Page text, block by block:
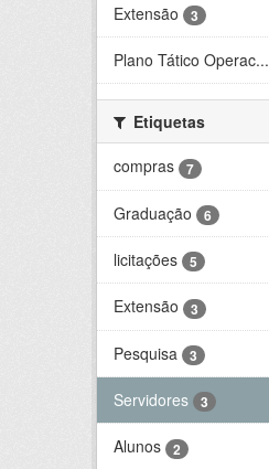
Extensão 3
Plano Tático Operac...
Etiquetas
compras
7
Graduação 6
licitações 5
Extensão 3
Pesquisa 3
Servidores 3
Alunos 2